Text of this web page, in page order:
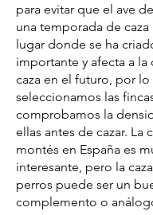
para evitar que el ave
una temporada de caza
lugar donde se ha
importante y afecta a la
caza en el futuro, por
seleccionamos las
comprobamos la
ellas antes de cazar. La
montés en España es
interesante, pero la
perros puede ser un
complemento o